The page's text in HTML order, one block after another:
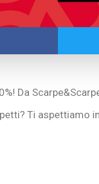
Da
Ti aspettiamo